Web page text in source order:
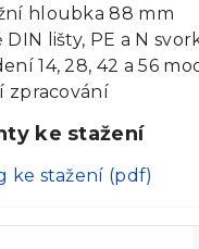
hloubka 88 mm
DIN lišty, PE a N
14, 28, 42 a 56
zpracování
ke stažení
ke stažení (pdf)